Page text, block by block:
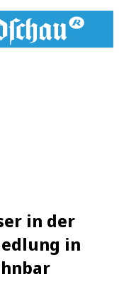
in der
in